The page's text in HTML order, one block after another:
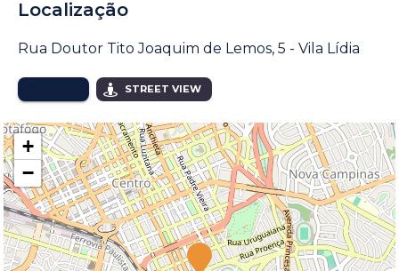
Localização
Rua Doutor Tito Joaquim de Lemos, 5 - Vila Lídia
STREET VIEW
+
−